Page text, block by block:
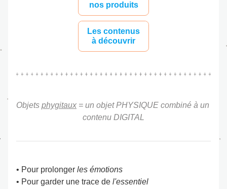
nos produits
Les contenus
à découvrir
Objets phygitaux = un objet PHYSIQUE combiné à un
contenu DIGITAL
• Pour prolonger les émotions
• Pour garder une trace de l'essentiel